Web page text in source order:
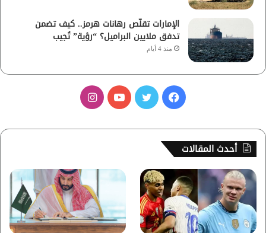
الإمارات تقلّص رهانات هرمز.. كيف تضمن
تدفق ملايين البراميل؟ “رؤية” تُجيب
منذ 4 أيام
س
ب
و
ك
ي
ب
ت
ق
ر
أحدث المقالات